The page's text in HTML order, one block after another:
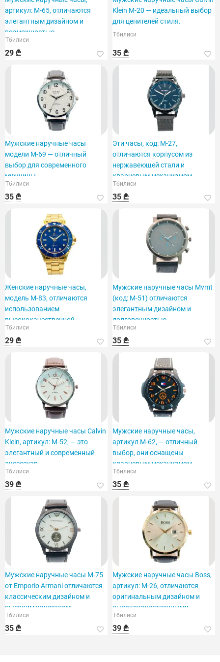
артикул: M-65, отличаются
элегантным дизайном и
возможностью
персонализации.
Тбилиси
29 ₾
Klein M-20 — идеальный выбор
для ценителей стиля.
Тбилиси
35 ₾
Мужские наручные часы
модели M-69 — отличный
выбор для современного
мужчины.
Тбилиси
35 ₾
Эти часы, код: M-27,
отличаются корпусом из
нержавеющей стали и
кварцевым механизмом.
Тбилиси
35 ₾
Женские наручные часы,
модель M-83, отличаются
использованием
высококачественной
нержавеющей стали.
Тбилиси
29 ₾
Мужские наручные часы Mvmt
(код: M-51) отличаются
элегантным дизайном и
долговечностью.
Тбилиси
35 ₾
Мужские наручные часы Calvin
Klein, артикул: M-52, — это
элегантный и современный
аксессуар.
Тбилиси
39 ₾
Мужские наручные часы,
артикул M-62, — отличный
выбор, они оснащены
кварцевым механизмом.
Тбилиси
35 ₾
Мужские наручные часы M-75
от Emporio Armani отличаются
классическим дизайном и
высоким качеством.
Тбилиси
35 ₾
Мужские наручные часы Boss,
артикул: M-26, отличаются
оригинальным дизайном и
высококачественными
материалами.
Тбилиси
39 ₾